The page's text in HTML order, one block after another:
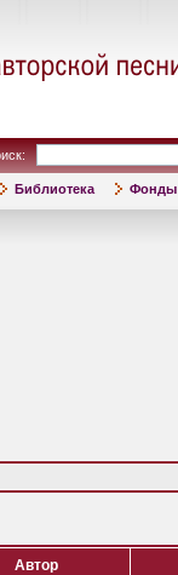
Библиотека Фонды
Автор